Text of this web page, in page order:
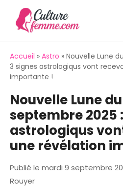
contenu
Accueil » Astro » Nouvelle Lune
3 signes astrologiqus vont
importante !
Nouvelle Lune du
septembre 2025
astrologiqus
une révélation
Publié le mardi 9 septembre
Rouyer